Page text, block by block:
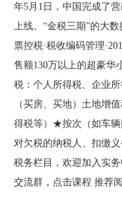
年5月1日，中国完成了
上线。“金税三期”的
票控税·税收编码管理
售额130万以上的超豪华小
税：个人所得税、企业所
（买房、买地）土地增
得税等）★按次（如车辆购置
对欠税的纳税人、扣
税务栏目，欢迎加入
交流群，点击课程 推荐